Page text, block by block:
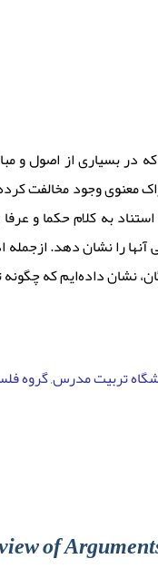
در بسیاری از اصول و
معنوی وجود مخالفت
به کلام حکما و
آنها را نشان دهد.
نشان داده‌ایم که
تربیت مدرس, گروه
of